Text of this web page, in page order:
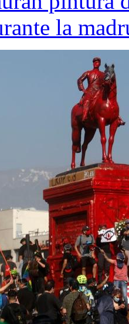
la